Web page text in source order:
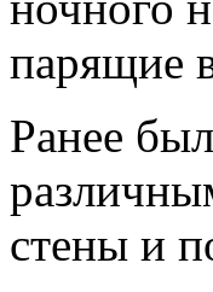
парящие
Ранее
стены и